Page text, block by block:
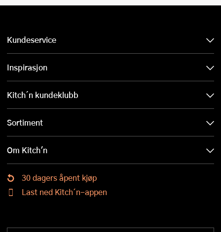
Kundeservice
Inspirasjon
Kitch´n kundeklubb
Sortiment
Om Kitch'n
30 dagers åpent kjøp
Last ned Kitch´n-appen